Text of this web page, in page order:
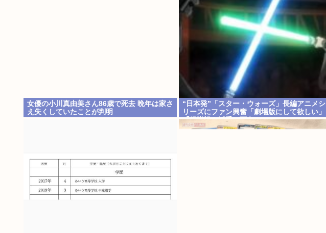
女優の小川真由美さん86歳で死去 晩年は家さ
え失くしていたことが判明
“日本発”「スター・ウォーズ」長編アニメシ
リーズにファン興奮「劇場版にして欲しい」
「艦隊戦も派手で面白い」